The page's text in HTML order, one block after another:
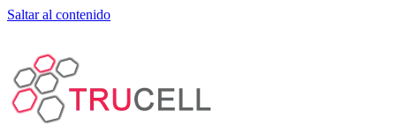
Saltar al contenido